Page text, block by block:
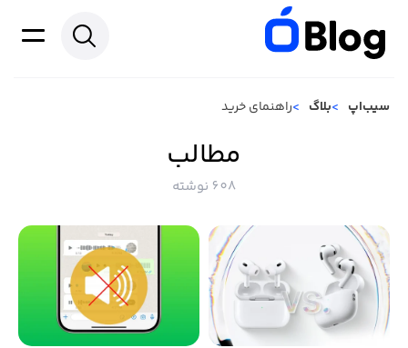
سیب‌اپ بلاگ راهنمای خرید
مطالب
608 نوشته